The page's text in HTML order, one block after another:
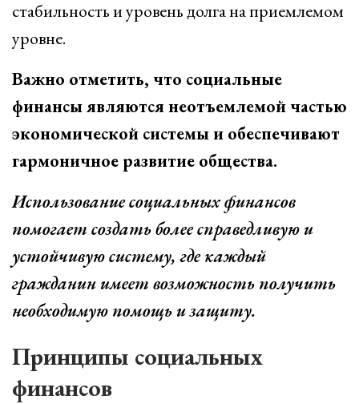
стабильность и уровень долга на приемлемом
уровне.
Важно отметить, что социальные
финансы являются неотъемлемой частью
экономической системы и обеспечивают
гармоничное развитие общества.
Использование социальных финансов
помогает создать более справедливую и
устойчивую систему, где каждый
гражданин имеет возможность получить
необходимую помощь и защиту.
Принципы социальных
финансов